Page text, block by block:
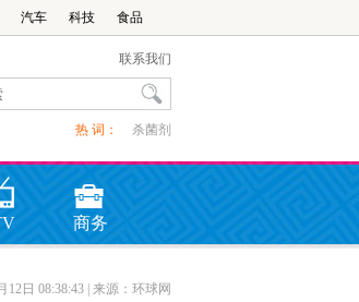
汽车 科技 食品
联系我们
热 词： 杀菌剂
商务
12日 08:38:43 | 来源：环球网